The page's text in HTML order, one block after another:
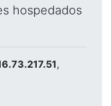
hospedados
,